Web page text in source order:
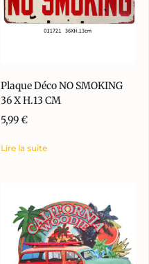
Plaque Déco NO SMOKING
36 X H.13 CM
5,99€
Lire la suite